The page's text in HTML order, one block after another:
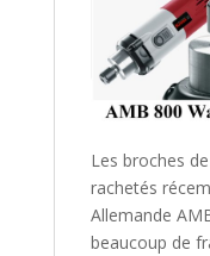
Les broches
rachetés
Allemande
beaucoup de